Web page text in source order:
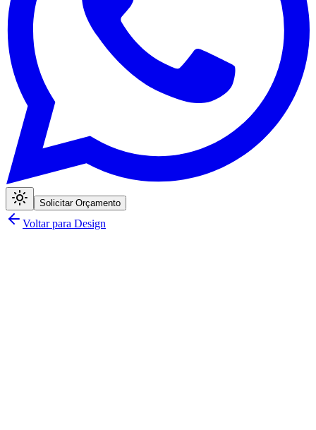
Solicitar Orçamento
Voltar para Design